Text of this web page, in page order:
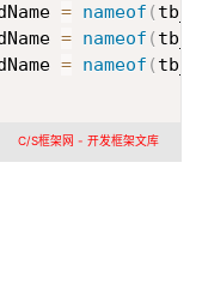
= nameof (
= nameof (
= nameof (
C/S框架网 - 开发框架文库